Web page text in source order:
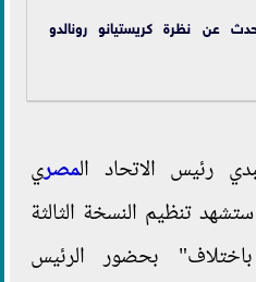
عن نظرة كريستيانو رونالدو
رئيس الاتحاد المصري
تنظيم النسخة الثالثة
بحضور الرئيس